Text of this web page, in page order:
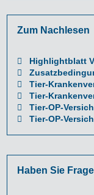
Zum Nachlesen
Highlightblatt
Tier-
Tier-
Tier-OP-
Tier-OP-
Haben Sie